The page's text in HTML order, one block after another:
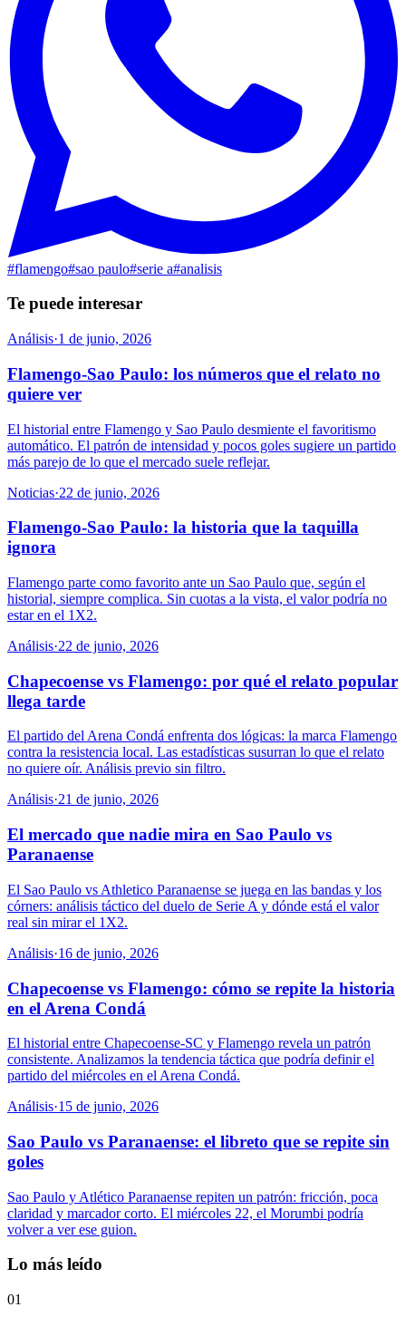
#flamengo#sao paulo#serie a#analisis
Te puede interesar
Análisis·1 de junio, 2026
Flamengo-Sao Paulo: los números que el relato no
quiere ver
El historial entre Flamengo y Sao Paulo desmiente el favoritismo
automático. El patrón de intensidad y pocos goles sugiere un partido
más parejo de lo que el mercado suele reflejar.
Noticias·22 de junio, 2026
Flamengo-Sao Paulo: la historia que la taquilla
ignora
Flamengo parte como favorito ante un Sao Paulo que, según el
historial, siempre complica. Sin cuotas a la vista, el valor podría no
estar en el 1X2.
Análisis·22 de junio, 2026
Chapecoense vs Flamengo: por qué el relato popular
llega tarde
El partido del Arena Condá enfrenta dos lógicas: la marca Flamengo
contra la resistencia local. Las estadísticas susurran lo que el relato
no quiere oír. Análisis previo sin filtro.
Análisis·21 de junio, 2026
El mercado que nadie mira en Sao Paulo vs
Paranaense
El Sao Paulo vs Athletico Paranaense se juega en las bandas y los
córners: análisis táctico del duelo de Serie A y dónde está el valor
real sin mirar el 1X2.
Análisis·16 de junio, 2026
Chapecoense vs Flamengo: cómo se repite la historia
en el Arena Condá
El historial entre Chapecoense-SC y Flamengo revela un patrón
consistente. Analizamos la tendencia táctica que podría definir el
partido del miércoles en el Arena Condá.
Análisis·15 de junio, 2026
Sao Paulo vs Paranaense: el libreto que se repite sin
goles
Sao Paulo y Atlético Paranaense repiten un patrón: fricción, poca
claridad y marcador corto. El miércoles 22, el Morumbi podría
volver a ver ese guion.
Lo más leído
01